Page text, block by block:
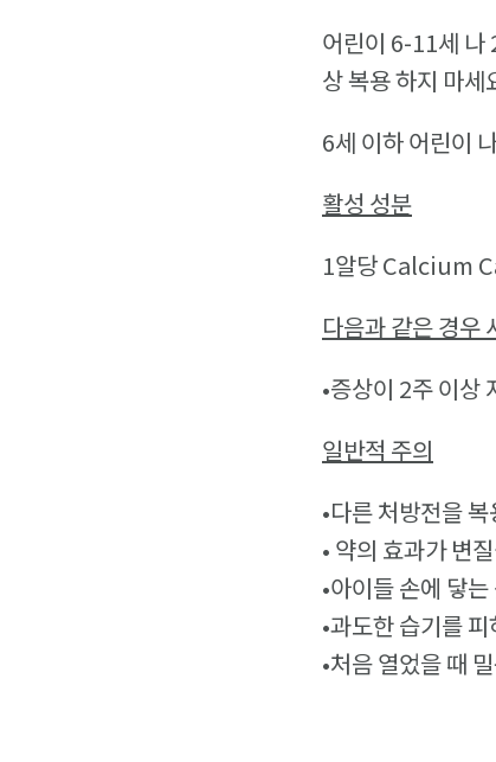
어린이 6-11세
상 복용 하지 마세
6세 이하 어린이
활성 성분
1알당 Calcium
다음과 같은 경우
•증상이 2주 이상
일반적 주의
•다른 처방전을
• 약의 효과가 변
•아이들 손에 닿
•과도한 습기를
•처음 열었을 때